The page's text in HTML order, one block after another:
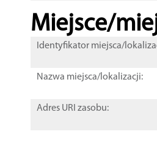
Miejsce/
Identyfikator miejsca/
Nazwa miejsca/lokalizacji:
Adres URI zasobu: